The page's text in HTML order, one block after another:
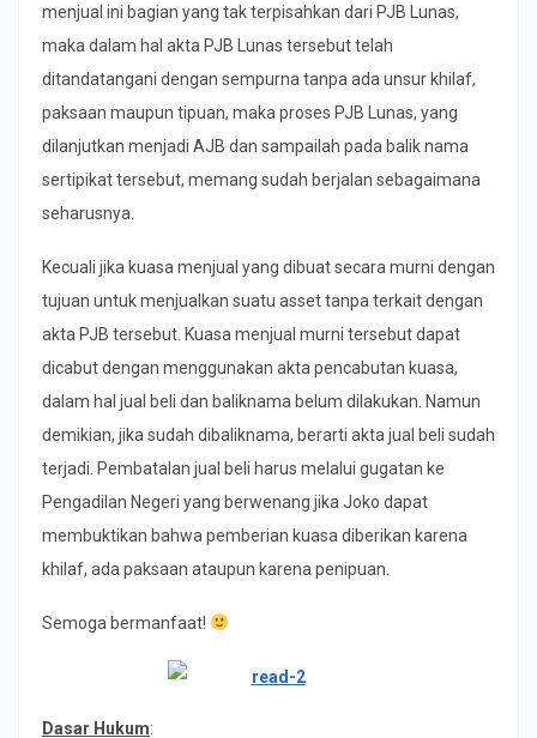
menjual ini bagian yang tak terpisahkan dari PJB Lunas,
maka dalam hal akta PJB Lunas tersebut telah
ditandatangani dengan sempurna tanpa ada unsur khilaf,
paksaan maupun tipuan, maka proses PJB Lunas, yang
dilanjutkan menjadi AJB dan sampailah pada balik nama
sertipikat tersebut, memang sudah berjalan sebagaimana
seharusnya.
Kecuali jika kuasa menjual yang dibuat secara murni dengan
tujuan untuk menjualkan suatu asset tanpa terkait dengan
akta PJB tersebut. Kuasa menjual murni tersebut dapat
dicabut dengan menggunakan akta pencabutan kuasa,
dalam hal jual beli dan baliknama belum dilakukan. Namun
demikian, jika sudah dibaliknama, berarti akta jual beli sudah
terjadi. Pembatalan jual beli harus melalui gugatan ke
Pengadilan Negeri yang berwenang jika Joko dapat
membuktikan bahwa pemberian kuasa diberikan karena
khilaf, ada paksaan ataupun karena penipuan.
Semoga bermanfaat!
Dasar Hukum: